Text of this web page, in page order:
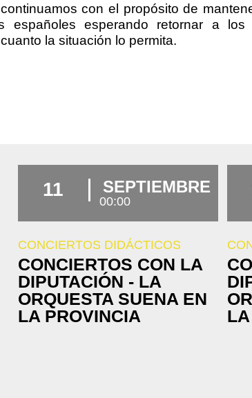
con el propósito de
españoles esperando retornar a
la situación lo permita.
11 SEPTIEMBRE
00:00
CONCIERTOS DIDÁCTICOS
CONCIERTOS CON LA
DIPUTACIÓN - LA
ORQUESTA SUENA EN
LA PROVINCIA